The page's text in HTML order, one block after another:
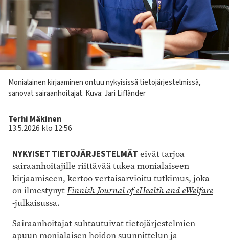
Kuvateksti
Monialainen kirjaaminen ontuu nykyisissä tietojärjestelmissä,
sanovat sairaanhoitajat. Kuva: Jari Lifländer
Kirjoittaja
Terhi Mäkinen
13.5.2026 klo 12:56
NYKYISET TIETOJÄRJESTELMÄT eivät tarjoa
sairaanhoitajille riittävää tukea monialaiseen
kirjaamiseen, kertoo vertaisarvioitu tutkimus, joka
on ilmestynytFinnish Journal of eHealth and eWelfare
-julkaisussa.
Sairaanhoitajat suhtautuivat tietojärjestelmien
apuun monialaisen hoidon suunnittelun ja